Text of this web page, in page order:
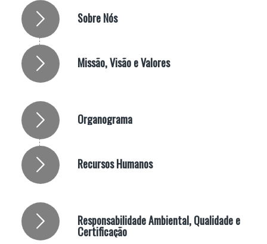
Sobre Nós
Missão, Visão e Valores
Organograma
Recursos Humanos
Responsabilidade Ambiental, Qualidade e
Certificação